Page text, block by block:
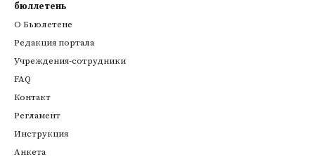
бюллетень
О Бьюлетене
Редакция портала
Учреждения-сотрудники
FAQ
Контакт
Регламент
Инструкция
Анкета